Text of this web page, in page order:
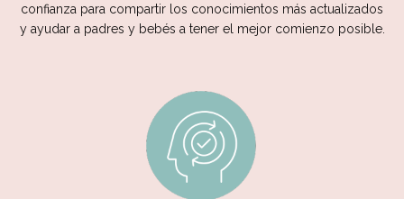
confianza para compartir los conocimientos más actualizados
y ayudar a padres y bebés a tener el mejor comienzo posible.